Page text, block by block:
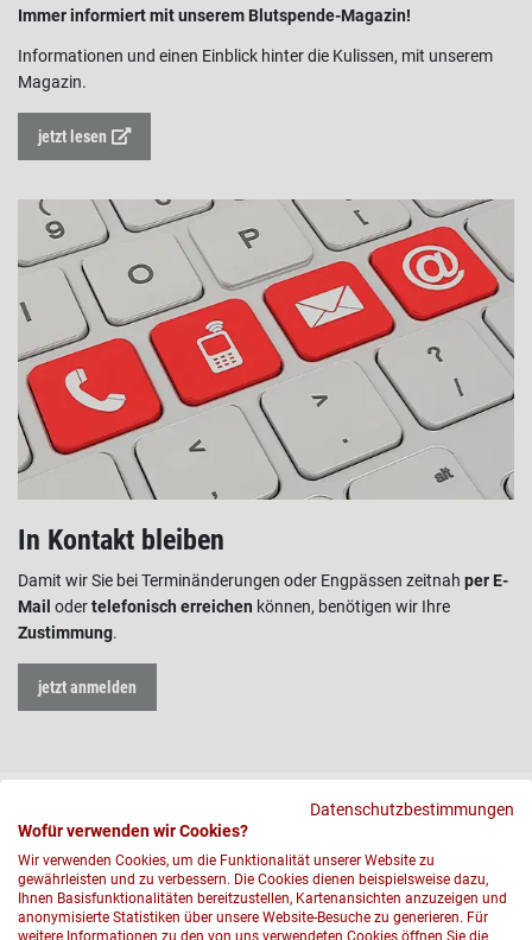
Immer informiert mit unserem Blutspende-Magazin!
Informationen und einen Einblick hinter die Kulissen, mit unserem
Magazin.
jetzt lesen
In Kontakt bleiben
Damit wir Sie bei Terminänderungen oder Engpässen zeitnah per E-
Mail odertelefonisch erreichen können, benötigen wir Ihre
Zustimmung.
jetzt anmelden
Datenschutzbestimmungen
Wofür verwenden wir Cookies?
Wir verwenden Cookies, um die Funktionalität unserer Website zu
gewährleisten und zu verbessern. Die Cookies dienen beispielsweise dazu,
Ihnen Basisfunktionalitäten bereitzustellen, Kartenansichten anzuzeigen und
anonymisierte Statistiken über unsere Website-Besuche zu generieren. Für
weitere Informationen zu den von uns verwendeten Cookies öffnen Sie die